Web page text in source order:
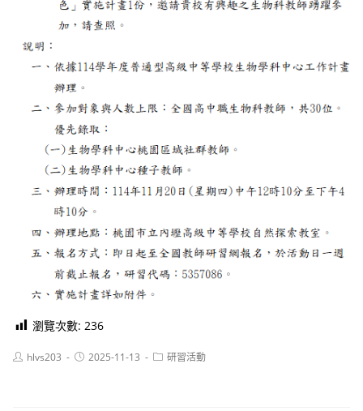
瀏覽次數: 236
Posthlvs203
Post2025-11-13
Post研習活動